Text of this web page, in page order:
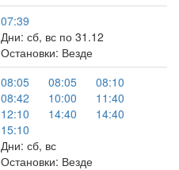
07:39
Дни: сб, вс по 31.12
Остановки: Везде
08:05
08:05
08:10
08:42
10:00
11:40
12:10
14:40
14:40
15:10
Дни: сб, вс
Остановки: Везде